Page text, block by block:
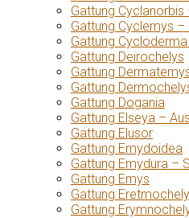
Gattung
Gattung Cyclemys
Gattung
Gattung Deirochelys
Gattung
Gattung
Gattung Dogania
Gattung Elseya –
Gattung Elusor
Gattung Emydoidea
Gattung Emydura –
Gattung Emys
Gattung
Gattung